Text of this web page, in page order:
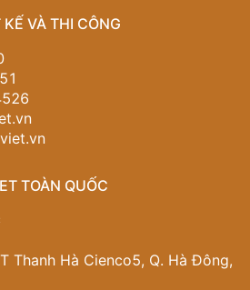
VÀ THI CÔNG
TOÀN QUỐC
Thanh Hà Cienco5, Q. Hà Đông,